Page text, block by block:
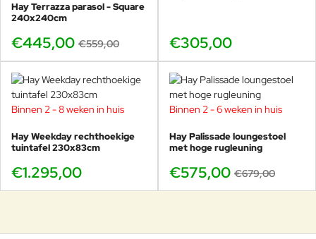
Hay Terrazza parasol - Square
240x240cm
€445,00 €559,00 €305,00
Binnen 2 - 8 weken in huis
Hay Weekday rechthoekige
tuintafel 230x83cm
€1.295,00
-15%
Binnen 2 - 6 weken in huis
Hay Palissade loungestoel
met hoge rugleuning
€575,00 €679,00